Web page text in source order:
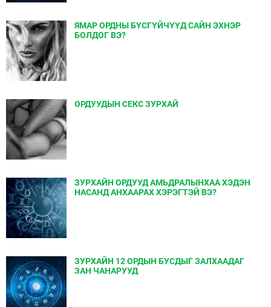
ЯМАР ОРДНЫ БҮСГҮЙЧҮҮД САЙН ЭХНЭР
БОЛДОГ ВЭ?
ОРДУУДЫН СЕКС ЗУРХАЙ
ЗУРХАЙН ОРДУУД АМЬДРАЛЫНХАА ХЭДЭН
НАСАНД АНХААРАХ ХЭРЭГТЭЙ ВЭ?
ЗУРХАЙН 12 ОРДЫН БУСДЫГ ЗАЛХААДАГ
ЗАН ЧАНАРУУД